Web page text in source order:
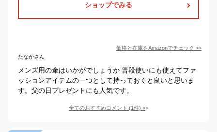
ショップでみる
価格と在庫をAmazonでチェック >>
たなかさん
メンズ用の傘はいかがでしょうか 普段使いにも使えてファ
ッションアイテムの一つとして持っておくと良いと思いま
す。父の日プレゼントにも人気です。
全てのおすすめコメント (1件) >